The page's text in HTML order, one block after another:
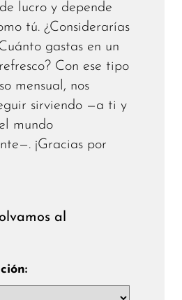
lucro y depende
tú. ¿Considerarías
gastas en un
Con ese tipo
mensual, nos
sirviendo —a ti y
mundo
¡Gracias por
al